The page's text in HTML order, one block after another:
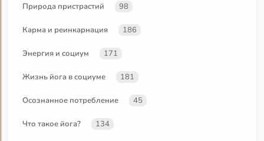
Природа пристрастий 98
Карма и реинкарнация 186
Энергия и социум 171
Жизнь йога в социуме 181
Осознанное потребление 45
Что такое йога? 134